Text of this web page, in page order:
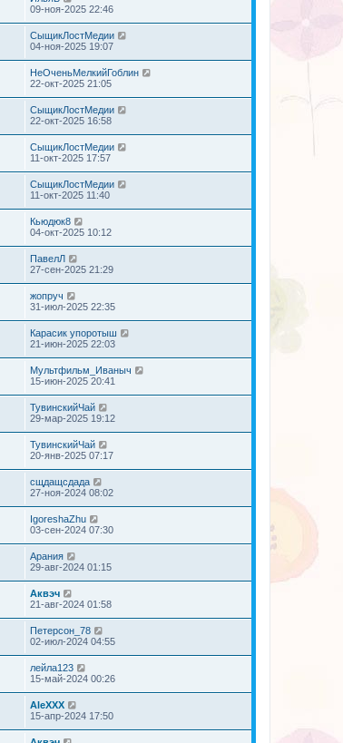
09-ноя-2025 22:46
СыщикЛостМедии
04-ноя-2025 19:07
НеОченьМелкийГоблин
22-окт-2025 21:05
СыщикЛостМедии
22-окт-2025 16:58
СыщикЛостМедии
11-окт-2025 17:57
СыщикЛостМедии
11-окт-2025 11:40
Кьюдюк8
04-окт-2025 10:12
ПавелЛ
27-сен-2025 21:29
жопруч
31-июл-2025 22:35
Карасик упоротыш
21-июн-2025 22:03
Мультфильм_Иваныч
15-июн-2025 20:41
ТувинскийЧай
29-мар-2025 19:12
ТувинскийЧай
20-янв-2025 07:17
сщдащсдада
27-ноя-2024 08:02
IgoreshaZhu
03-сен-2024 07:30
Арания
29-авг-2024 01:15
Аквэч
21-авг-2024 01:58
Петерсон_78
02-июл-2024 04:55
лейла123
15-май-2024 00:26
AleXXX
15-апр-2024 17:50